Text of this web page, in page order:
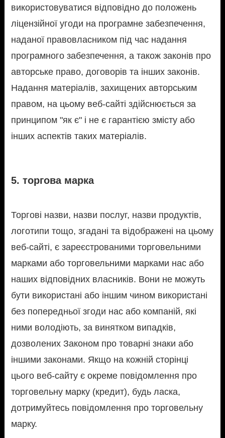
використовуватися відповідно до положень
ліцензійної угоди на програмне забезпечення,
наданої правовласником під час надання
програмного забезпечення, а також законів про
авторське право, договорів та інших законів.
Надання матеріалів, захищених авторським
правом, на цьому веб-сайті здійснюється за
принципом "як є" і не є гарантією змісту або
інших аспектів таких матеріалів.
5. торгова марка
Торгові назви, назви послуг, назви продуктів,
логотипи тощо, згадані та відображені на цьому
веб-сайті, є зареєстрованими торговельними
марками або торговельними марками нас або
наших відповідних власників. Вони не можуть
бути використані або іншим чином використані
без попередньої згоди нас або компаній, які
ними володіють, за винятком випадків,
дозволених Законом про товарні знаки або
іншими законами. Якщо на кожній сторінці
цього веб-сайту є окреме повідомлення про
торговельну марку (кредит), будь ласка,
дотримуйтесь повідомлення про торговельну
марку.